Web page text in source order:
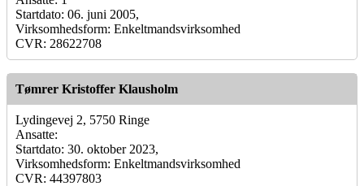
Startdato: 06. juni 2005,
Virksomhedsform: Enkeltmandsvirksomhed
CVR: 28622708
Tømrer Kristoffer Klausholm
Lydingevej 2, 5750 Ringe
Ansatte:
Startdato: 30. oktober 2023,
Virksomhedsform: Enkeltmandsvirksomhed
CVR: 44397803